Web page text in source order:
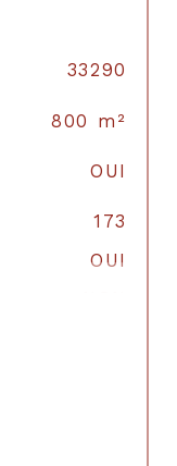
33290
800 m²
OUI
173
OUI